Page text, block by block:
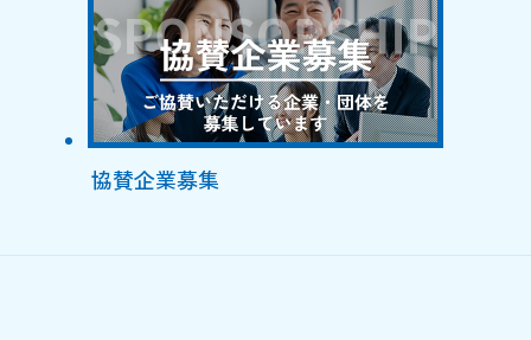
協賛企業募集